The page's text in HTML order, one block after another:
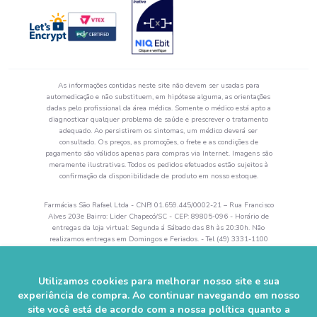
Utilizamos cookies para melhorar nosso site e sua
experiência de compra. Ao continuar navegando em nosso
site você está de acordo com a nossa política quanto a
As informações contidas neste site não devem ser usadas para
automedicação e não substituem, em hipótese alguma, as orientações
dadas pelo profissional da área médica. Somente o médico está apto a
diagnosticar qualquer problema de saúde e prescrever o tratamento
adequado. Ao persistirem os sintomas, um médico deverá ser
consultado. Os preços, as promoções, o frete e as condições de
pagamento são válidos apenas para compras via Internet. Imagens são
meramente ilustrativas. Todos os pedidos efetuados estão sujeitos à
confirmação da disponibilidade de produto em nosso estoque.
Farmácias São Rafael Ltda - CNPJ 01.659.445/0002-21 – Rua Francisco
Alves 203e Bairro: Lider Chapecó/SC - CEP: 89805-096 - Horário de
entregas da loja virtual: Segunda á Sábado das 8h às 20:30h. Não
realizamos entregas em Domingos e Feriados. - Tel (49) 3331-1100
© 2023–2025 Farmácia São Rafael. Todos os direitos reservados.